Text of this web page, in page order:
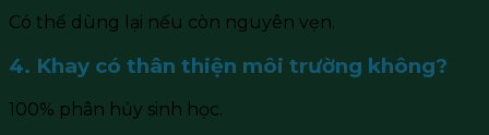
Có thể dùng lại nếu còn nguyên vẹn.
4. Khay có thân thiện môi trường không?
100% phân hủy sinh học.